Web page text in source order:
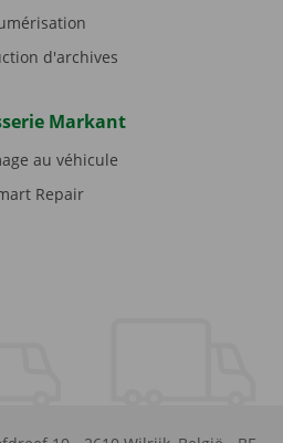
d'archives
Markant
au véhicule
Repair